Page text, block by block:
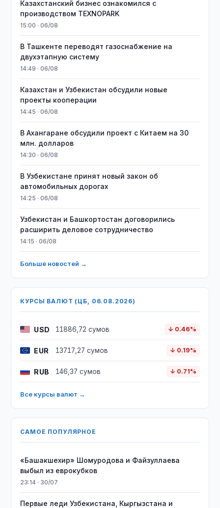
Казахстанский бизнес ознакомился с
производством TEXNOPARK
15:00 · 06/08
В Ташкенте переводят газоснабжение на
двухэтапную систему
14:49 · 06/08
Казахстан и Узбекистан обсудили новые
проекты кооперации
14:45 · 06/08
В Ахангаране обсудили проект с Китаем на 30
млн. долларов
14:30 · 06/08
В Узбекистане принят новый закон об
автомобильных дорогах
14:25 · 06/08
Узбекистан и Башкортостан договорились
расширить деловое сотрудничество
14:15 · 06/08
Больше новостей →
КУРСЫ ВАЛЮТ (ЦБ, 06.08.2026)
USD 11886,72 сумов ↓ 0.46%
EUR 13717,27 сумов ↓ 0.19%
RUB 146,37 сумов ↓ 0.71%
Все курсы валют →
САМОЕ ПОПУЛЯРНОЕ
«Башакшехир» Шомуродова и Файзуллаева
выбыл из еврокубков
23:14 · 30/07
Первые леди Узбекистана, Кыргызстана и